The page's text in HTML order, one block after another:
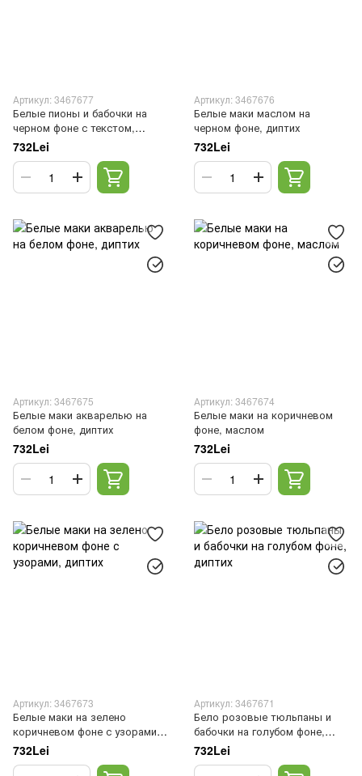
Артикул: 3467677
Белые пионы и бабочки на
черном фоне с текстом,
диптих
732Lei
Артикул: 3467676
Белые маки маслом на
черном фоне, диптих
732Lei
Артикул: 3467675
Белые маки акварелью на
белом фоне, диптих
732Lei
Артикул: 3467674
Белые маки на коричневом
фоне, маслом
732Lei
Артикул: 3467673
Белые маки на зелено
коричневом фоне с узорами,
диптих
732Lei
Артикул: 3467671
Бело розовые тюльпаны и
бабочки на голубом фоне,
диптих
732Lei